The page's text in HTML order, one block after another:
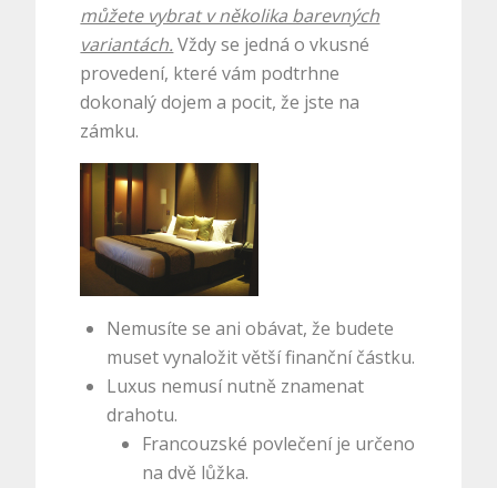
můžete vybrat v několika barevných
variantách. Vždy se jedná o vkusné
provedení, které vám podtrhne
dokonalý dojem a pocit, že jste na
zámku.
Nemusíte se ani obávat, že budete
muset vynaložit větší finanční částku.
Luxus nemusí nutně znamenat
drahotu.
Francouzské povlečení je určeno
na dvě lůžka.